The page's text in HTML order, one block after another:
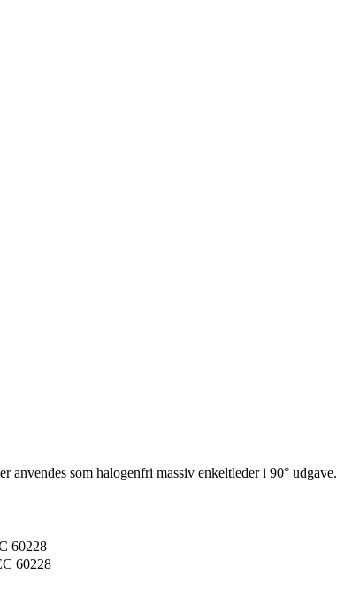
som halogenfri massiv enkeltleder i 90° udgave.
60228
60228